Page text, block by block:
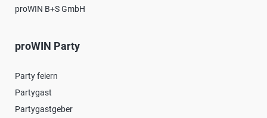
proWIN B+S GmbH
proWIN Party
Party feiern
Partygast
Partygastgeber